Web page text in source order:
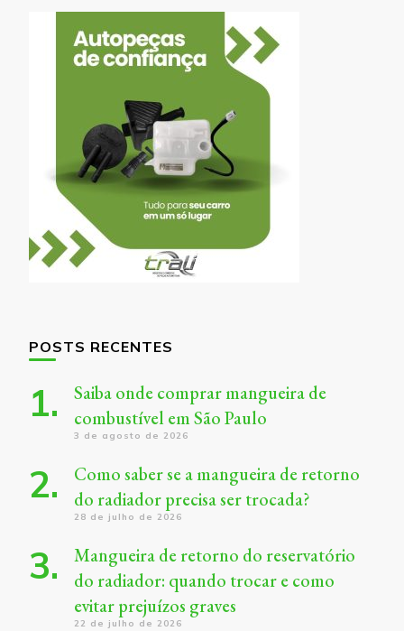
POSTS RECENTES
Saiba onde comprar mangueira de
combustível em São Paulo
3 de agosto de 2026
Como saber se a mangueira de retorno
do radiador precisa ser trocada?
28 de julho de 2026
Mangueira de retorno do reservatório
do radiador: quando trocar e como
evitar prejuízos graves
22 de julho de 2026